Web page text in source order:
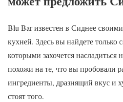
Blu Bar известен в Сиднее
кухней. Здесь вы найдете
которыми захочется
похожи на те, что вы пробовали
ингредиенты, дразнящий вкус и
стоят того.